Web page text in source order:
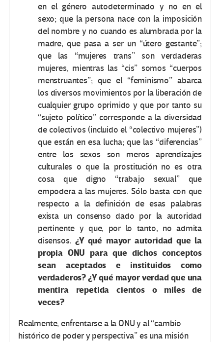
en el género autodeterminado y no en el
sexo; que la persona nace con la imposición
del nombre y no cuando es alumbrada por la
madre, que pasa a ser un “útero gestante”;
que las “mujeres trans” son verdaderas
mujeres, mientras las “cis” somos “cuerpos
menstruantes”; que el “feminismo” abarca
los diversos movimientos por la liberación de
cualquier grupo oprimido y que por tanto su
“sujeto político” corresponde a la diversidad
de colectivos (incluido el “colectivo mujeres”)
que están en esa lucha; que las “diferencias”
entre los sexos son meros aprendizajes
culturales o que la prostitución no es otra
cosa que digno “trabajo sexual” que
empodera a las mujeres. Sólo basta con que
respecto a la definición de esas palabras
exista un consenso dado por la autoridad
pertinente y que, por lo tanto, no admita
disensos.¿Y qué mayor autoridad que la
propia ONU para que dichos conceptos
sean aceptados e instituidos como
verdaderos? ¿Y qué mayor verdad que una
mentira repetida cientos o miles de
veces?
Realmente, enfrentarse a la ONU y al “cambio
histórico de poder y perspectiva” es una misión